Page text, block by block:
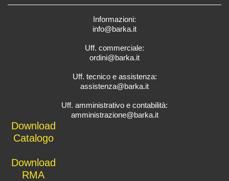
Informazioni:
info@barka.it
Uff. commerciale:
ordini@barka.it
Uff. tecnico e assistenza:
assistenza@barka.it
Uff. amministrativo e contabilità:
amministrazione@barka.it
Download
Catalogo
Download
RMA